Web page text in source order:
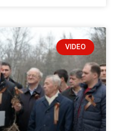
VIDEO